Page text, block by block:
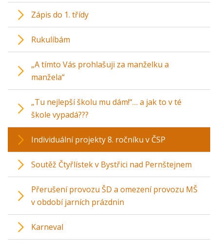
Zápis do 1. třídy
Rukulíbám
„A tímto Vás prohlašuji za manželku a
manžela“
„Tu nejlepší školu mu dám!“… a jak to v té
škole vypadá???
Individuální projekty 8. ročníku v ČSP
Soutěž Čtyřlístek v Bystřici nad Pernštejnem
Přerušení provozu ŠD a omezení provozu MŠ
v období jarních prázdnin
Karneval